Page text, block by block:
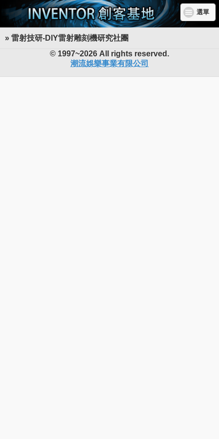
選單
» 雷射技研-DIY雷射雕刻機研究社團
INVENTOR 創客基地
© 1997~2026 All rights reserved.
潮流娛樂事業有限公司